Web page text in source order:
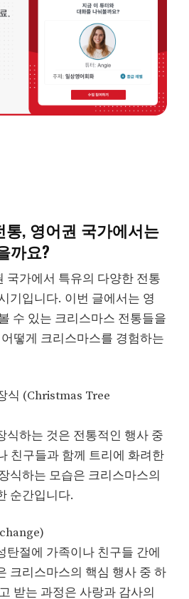
, 영어권 국가에서는
까요?
국가에서 특유의 다양한 전통
기입니다. 이번 글에서는 영
수 있는 크리스마스 전통들을
떻게 크리스마스를 경험하는
식 (Christmas Tree
식하는 것은 전통적인 행사 중
친구들과 함께 트리에 화려한
식하는 모습은 크리스마스의
순간입니다.
탄절에 가족이나 친구들 간에
크리스마스의 핵심 행사 중 하
받는 과정은 사랑과 감사의